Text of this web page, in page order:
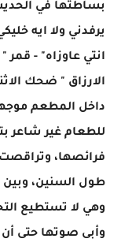
بساطتها في
يرفدني ولا ايه
انتي عاوزاه" -
الارزاق " ضحك
داخل المطعم
للطعام غير شاعر
فرائصها،
طول السنين، وبين
وهي لا تستطيع
وأبى صوتها حتى